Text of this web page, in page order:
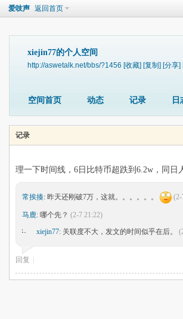
爱吱声 返回首页
xiejin77的个人空间
http://aswetalk.net/bbs/?1456 [收藏] [复制] [分享]
空间首页 动态 记录 日
记录
理一下时间线，6日比特币超跌到6.2w，同
常挨揍: 昨天还刚破7万，这就。。。。。。 (2-
马鹿: 哪个先？ (2-7 21:22)
xiejin77: 关联度不大，发文的时间似乎在后。
回复